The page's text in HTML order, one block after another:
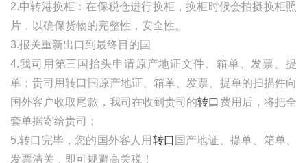
2.中转港换柜：在保税仓进行换柜，换柜时候会拍摄换柜照
片，以确保货物的完整性，安全性。
3.报关重新出口到最终目的国
4.我司用第三国抬头申请原产地证文件、箱单、发票、提
单；贵司用转口国原产地证、箱单、发票、提单的扫描件向
国外客户收取尾款，我司在收到贵司的转口 费用后，将把全
套单据寄给贵司；
5.转口完毕，您的国外客人用 转口 国产地证、提单 、箱单、
发票清关，即可规避高关税！